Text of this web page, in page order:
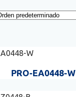
PRO-EA0448-W